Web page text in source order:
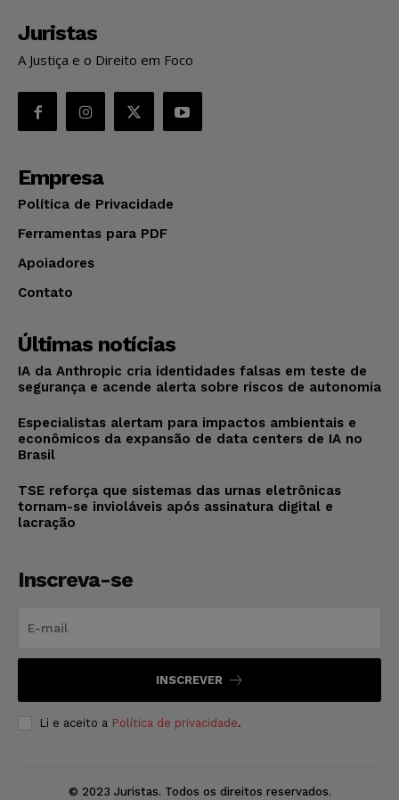
Juristas
A Justiça e o Direito em Foco
Empresa
Política de Privacidade
Ferramentas para PDF
Apoiadores
Contato
Últimas notícias
IA da Anthropic cria identidades falsas em teste de
segurança e acende alerta sobre riscos de autonomia
Especialistas alertam para impactos ambientais e
econômicos da expansão de data centers de IA no
Brasil
TSE reforça que sistemas das urnas eletrônicas
tornam-se invioláveis após assinatura digital e
lacração
Inscreva-se
INSCREVER
Li e aceito a Política de privacidade.
© 2023 Juristas. Todos os direitos reservados.